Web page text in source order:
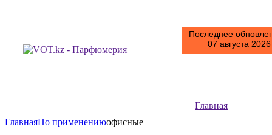
Последнее
07 августа
Главная
ГлавнаяПо применениюофисные